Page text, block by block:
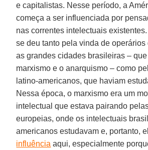
e capitalistas. Nesse período, a
começa a ser influenciada por
nas correntes intelectuais
se deu tanto pela vinda de operários
as grandes cidades brasileiras –
marxismo e o anarquismo – como
latino-americanos, que haviam
Nessa época, o marxismo era um
intelectual que estava pairando
europeias, onde os intelectuais
americanos estudavam e, portanto,
influência aqui, especialmente